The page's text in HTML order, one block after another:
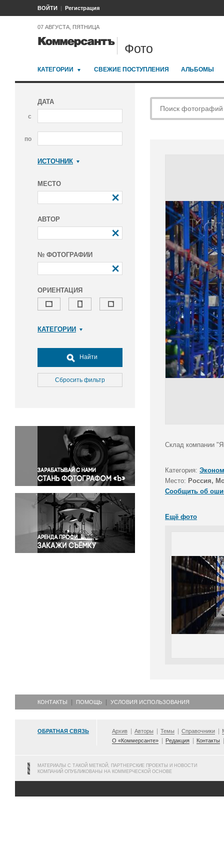
ВОЙТИ Регистрация
07 АВГУСТА, ПЯТНИЦА
Фото
КАТЕГОРИИ СВЕЖИЕ ПОСТУПЛЕНИЯ АЛЬБОМЫ
ДАТА
с
по
ИСТОЧНИК
МЕСТО
АВТОР
№ ФОТОГРАФИИ
ОРИЕНТАЦИЯ
КАТЕГОРИИ
Досуг, туризм и отдых
Культура
Медицина
Окружающая среда
Политика
Правосудие
Происшествия и конфликты
Религия
Светская жизнь
Спорт
Экология
Экономика и бизнес
Найти
Сбросить фильтр
Склад компании
Категория:
Место: Россия,
Сообщить об
Ещё фото
КОНТАКТЫ ПОМОЩЬ УСЛОВИЯ ИСПОЛЬЗОВАНИЯ
ОБРАТНАЯ СВЯЗЬ Архив Авторы Темы Справочники
О «Коммерсанте»
Редакция Контакты
МАТЕРИАЛЫ С ТАКОЙ МЕТКОЙ, ПАРТНЕРСКИЕ ПРОЕКТЫ И НОВОСТИ
КОМПАНИЙ ОПУБЛИКОВАНЫ НА КОММЕРЧЕСКОЙ ОСНОВЕ